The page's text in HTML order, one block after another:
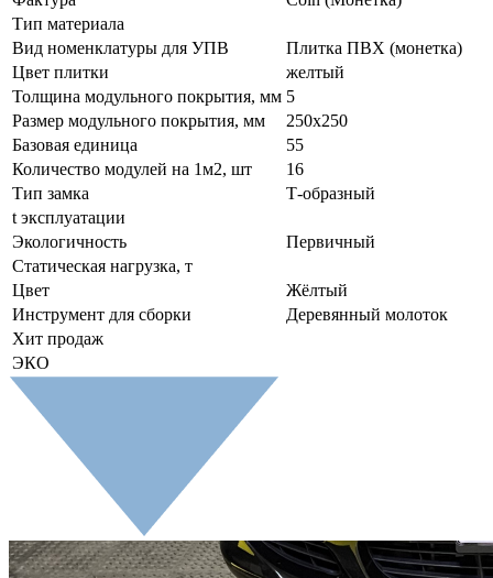
Тип материала
Вид номенклатуры для УПВ
Плитка ПВХ (монетка)
Цвет плитки
желтый
Толщина модульного покрытия, мм 5
Размер модульного покрытия, мм
250х250
Базовая единица
55
Количество модулей на 1м2, шт
16
Тип замка
Т-образный
t эксплуатации
Экологичность
Первичный
Статическая нагрузка, т
Цвет
Жёлтый
Инструмент для сборки
Деревянный молоток
Хит продаж
ЭКО